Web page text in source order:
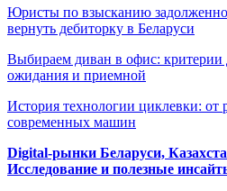
Юристы по взысканию
вернуть дебиторку в Беларуси
Выбираем диван в офис: критерии
ожидания и приемной
История технологии циклевки: от
современных машин
Digital-рынки Беларуси,
Исследование и полезные